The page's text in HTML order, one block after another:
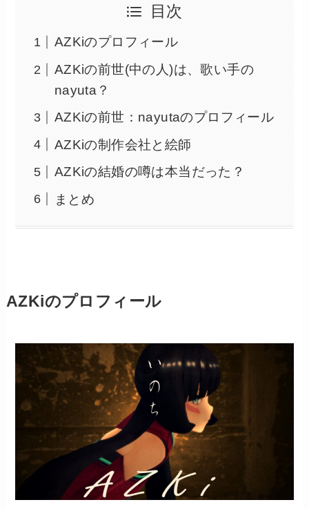
目次
AZKiのプロフィール
AZKiの前世(中の人)は、歌い手の
nayuta？
AZKiの前世：nayutaのプロフィール
AZKiの制作会社と絵師
AZKiの結婚の噂は本当だった？
まとめ
AZKiのプロフィール